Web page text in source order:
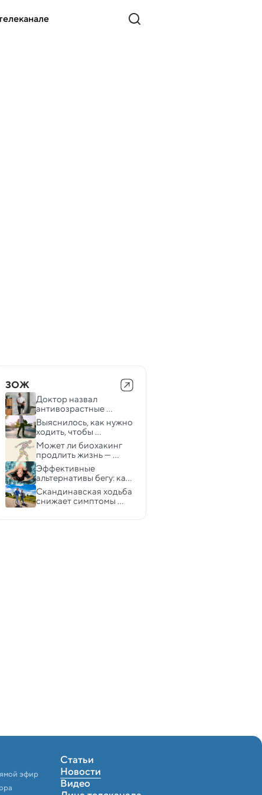
ЗОЖ
Доктор назвал
антивозрастные
упражнения, которые
должен делать каждый
Выяснилось, как нужно
ходить, чтобы
предотвратить
хронические боли в
спине
Может ли биохакинг
продлить жизнь —
отвечают специалисты
Эффективные
альтернативы бегу: как
сжигать калории с
удовольствием
Скандинавская ходьба
снижает симптомы
эфир
Статьи
Новости
Видео